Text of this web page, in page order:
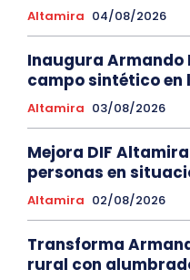
Altamira 04/08/2026
Inaugura Armando
campo sintético en
Altamira 03/08/2026
Mejora DIF
personas en
Altamira 02/08/2026
Transforma
rural con